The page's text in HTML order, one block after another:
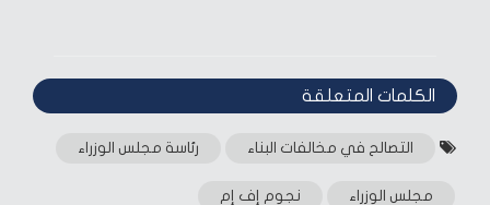
الكلمات المتعلقة‎
التصالح في مخالفات البناء رئاسة مجلس الوزراء
مجلس الوزراء نجوم إف إم